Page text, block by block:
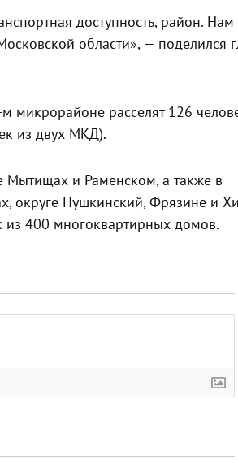
доступность, район. Нам
области», — поделился
микрорайоне расселят 126
из двух МКД).
Мытищах и Раменском, а также в
округе Пушкинский, Фрязине и
из 400 многоквартирных домов.